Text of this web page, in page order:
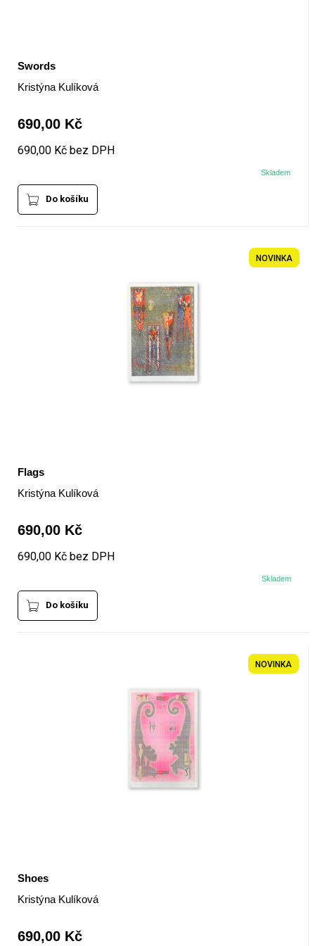
Swords
Kristýna Kulíková
690,00 Kč
690,00 Kč bez DPH
Skladem
Do košíku
NOVINKA
Flags
Kristýna Kulíková
690,00 Kč
690,00 Kč bez DPH
Skladem
Do košíku
NOVINKA
Shoes
Kristýna Kulíková
690,00 Kč